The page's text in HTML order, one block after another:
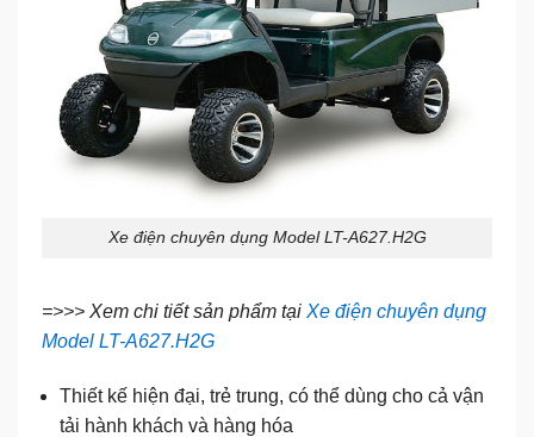
Xe điện chuyên dụng Model LT-A627.H2G
=>>> Xem chi tiết sản phẩm tại Xe điện chuyên dụng
Model LT-A627.H2G
Thiết kế hiện đại, trẻ trung, có thể dùng cho cả vận
tải hành khách và hàng hóa